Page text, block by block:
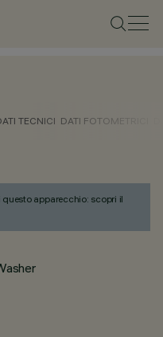
TECNICI DATI FOTOMETRICI
apparecchio: scopri il